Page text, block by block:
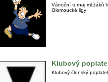
Vánoční turnaj ml.žáků
Olomoucké ligy
Klubový
Klubový členský